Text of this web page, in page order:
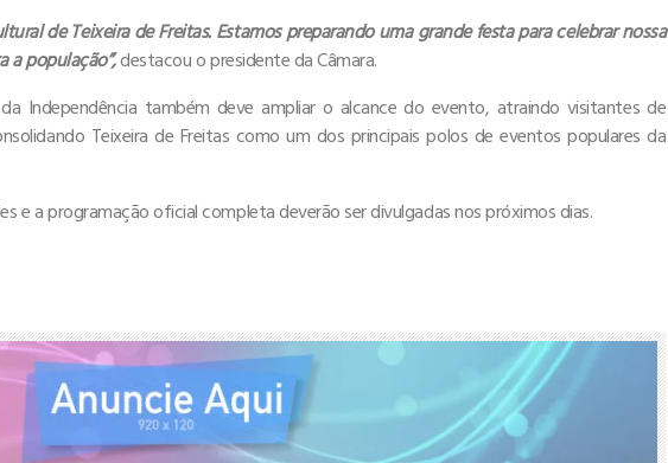
de Teixeira de Freitas. Estamos preparando uma grande festa para celebrar nossa
a população”,destacou o presidente da Câmara.
Independência também deve ampliar o alcance do evento, atraindo visitantes de
Teixeira de Freitas como um dos principais polos de eventos populares da
e a programação oficial completa deverão ser divulgadas nos próximos dias.